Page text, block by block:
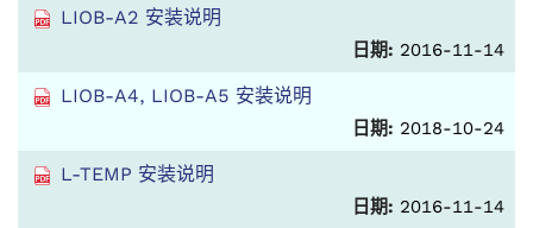
LIOB-A2 安装说明
日期: 2016-11-14
LIOB-A4, LIOB-A5 安装说明
日期: 2018-10-24
L-TEMP 安装说明
日期: 2016-11-14